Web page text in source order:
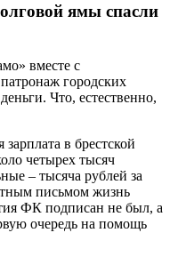
ямы спасли
вместе с
городских
Что, естественно,
в брестской
четырех тысяч
– тысяча рублей за
письмом жизнь
ФК подписан не был, а
очередь на помощь